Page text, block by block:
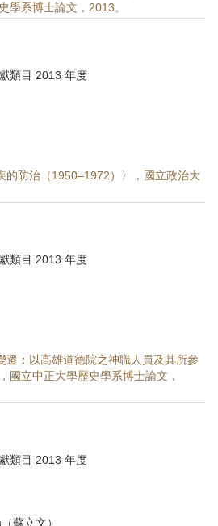
學系博士論文，2013。
類目 2013 年度
的防治（1950–1972）〉，國立政治大
類目 2013 年度
遷：以高雄道德院之神職人員及其所參
國立中正大學歷史學系博士論文，
類目 2013 年度
蘇立文）